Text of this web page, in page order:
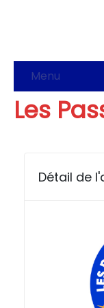
Menu
Les
Détail de